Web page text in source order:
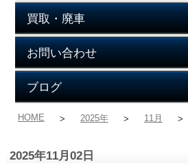
買取・廃車
お問い合わせ
ブログ
HOME > 2025年 > 11月 >
2025年11月02日